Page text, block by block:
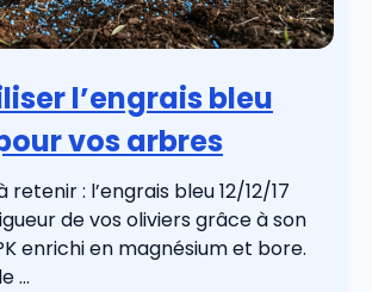
l’engrais bleu
vos arbres
retenir : l’engrais bleu 12/12/17
de vos oliviers grâce à son
enrichi en magnésium et bore.
...